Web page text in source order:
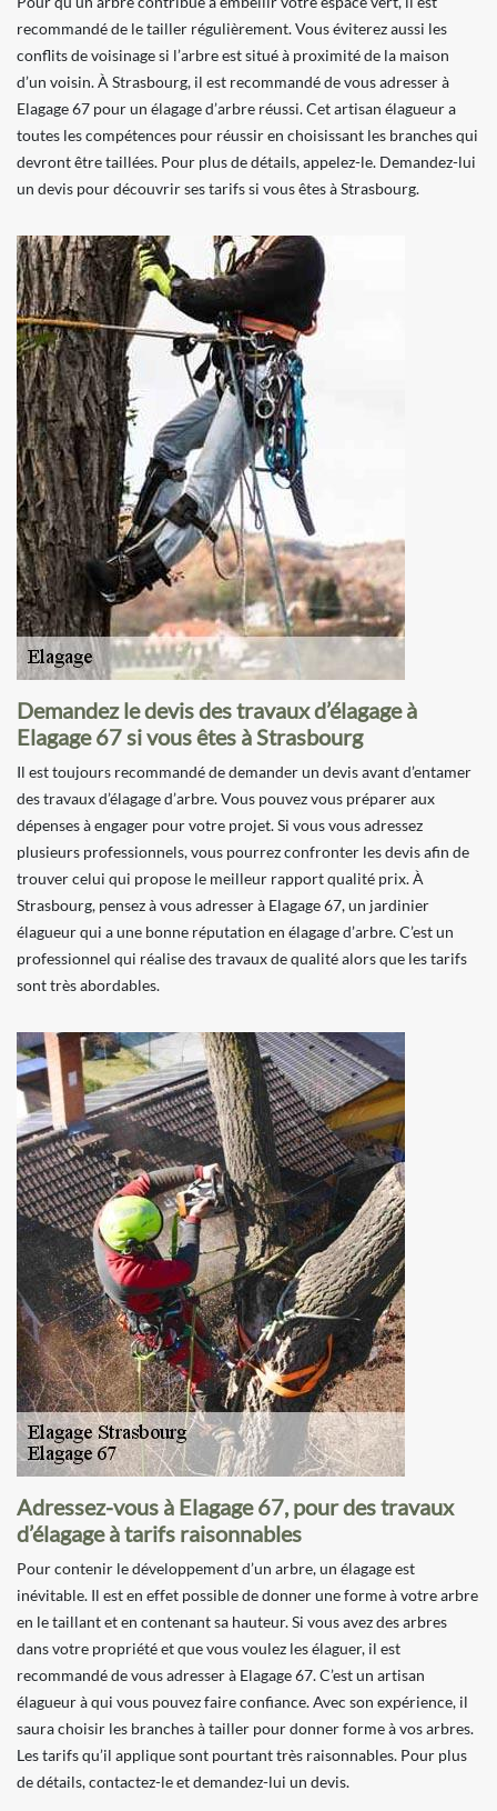
recommandé de le tailler régulièrement. Vous éviterez aussi les
conflits de voisinage si l’arbre est situé à proximité de la maison
d’un voisin. À Strasbourg, il est recommandé de vous adresser à
Elagage 67 pour un élagage d’arbre réussi. Cet artisan élagueur a
toutes les compétences pour réussir en choisissant les branches qui
devront être taillées. Pour plus de détails, appelez-le. Demandez-lui
un devis pour découvrir ses tarifs si vous êtes à Strasbourg.
Demandez le devis des travaux d’élagage à
Elagage 67 si vous êtes à Strasbourg
Il est toujours recommandé de demander un devis avant d’entamer
des travaux d’élagage d’arbre. Vous pouvez vous préparer aux
dépenses à engager pour votre projet. Si vous vous adressez
plusieurs professionnels, vous pourrez confronter les devis afin de
trouver celui qui propose le meilleur rapport qualité prix. À
Strasbourg, pensez à vous adresser à Elagage 67, un jardinier
élagueur qui a une bonne réputation en élagage d’arbre. C’est un
professionnel qui réalise des travaux de qualité alors que les tarifs
sont très abordables.
Adressez-vous à Elagage 67, pour des travaux
d’élagage à tarifs raisonnables
Pour contenir le développement d’un arbre, un élagage est
inévitable. Il est en effet possible de donner une forme à votre arbre
en le taillant et en contenant sa hauteur. Si vous avez des arbres
dans votre propriété et que vous voulez les élaguer, il est
recommandé de vous adresser à Elagage 67. C’est un artisan
élagueur à qui vous pouvez faire confiance. Avec son expérience, il
saura choisir les branches à tailler pour donner forme à vos arbres.
Les tarifs qu’il applique sont pourtant très raisonnables. Pour plus
de détails, contactez-le et demandez-lui un devis.